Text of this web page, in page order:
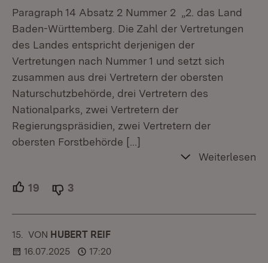
Paragraph 14 Absatz 2 Nummer 2 „2. das Land
Baden-Württemberg. Die Zahl der Vertretungen
des Landes entspricht derjenigen der
Vertretungen nach Nummer 1 und setzt sich
zusammen aus drei Vertretern der obersten
Naturschutzbehörde, drei Vertretern des
Nationalparks, zwei Vertretern der
Regierungspräsidien, zwei Vertretern der
obersten Forstbehörde […]
Weiterlesen
19 Unterstützer.
3
15. KOMMENTAR
VON :HUBERT REIF
16.07.2025
17:20